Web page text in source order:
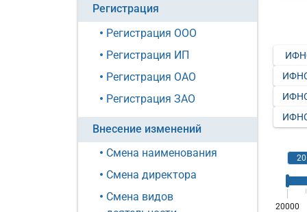
Регистрация
Регистрация ООО
Регистрация ИП
Регистрация ОАО
Регистрация ЗАО
Внесение изменений
Смена наименования
Смена директора
Смена видов